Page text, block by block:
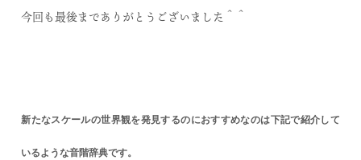
今回も最後までありがとうございました＾＾
新たなスケールの世界観を発見するのにおすすめなのは下記で紹介して
いるような音階辞典です。